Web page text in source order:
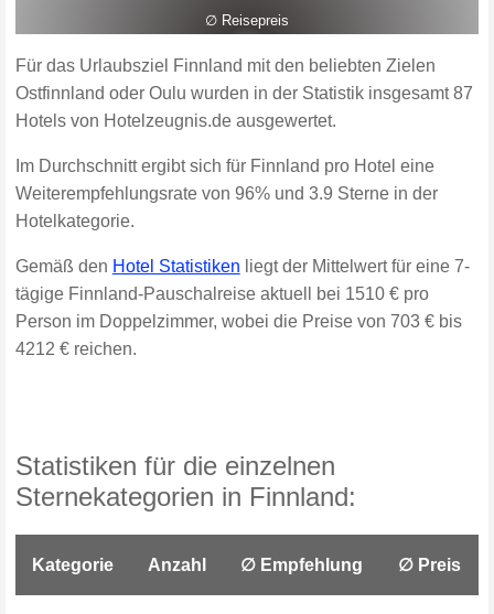
∅ Reisepreis
Für das Urlaubsziel Finnland mit den beliebten Zielen
Ostfinnland oder Oulu wurden in der Statistik insgesamt 87
Hotels von Hotelzeugnis.de ausgewertet.
Im Durchschnitt ergibt sich für Finnland pro Hotel eine
Weiterempfehlungsrate von 96% und 3.9 Sterne in der
Hotelkategorie.
Gemäß den Hotel Statistiken liegt der Mittelwert für eine 7-
tägige Finnland-Pauschalreise aktuell bei 1510 € pro
Person im Doppelzimmer, wobei die Preise von 703 € bis
4212 € reichen.
Statistiken für die einzelnen
Sternekategorien in Finnland:
Kategorie Anzahl ∅ Empfehlung ∅ Preis